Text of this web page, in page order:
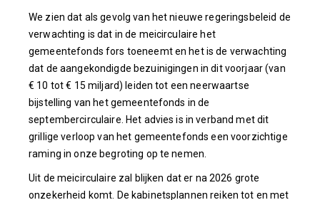
We zien dat als gevolg van het nieuwe regeringsbeleid de
verwachting is dat in de meicirculaire het
gemeentefonds fors toeneemt en het is de verwachting
dat de aangekondigde bezuinigingen in dit voorjaar (van
€ 10 tot € 15 miljard) leiden tot een neerwaartse
bijstelling van het gemeentefonds in de
septembercirculaire. Het advies is in verband met dit
grillige verloop van het gemeentefonds een voorzichtige
raming in onze begroting op te nemen.
Uit de meicirculaire zal blijken dat er na 2026 grote
onzekerheid komt. De kabinetsplannen reiken tot en met